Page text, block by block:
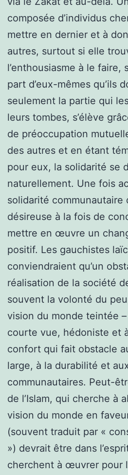
composée d’individus
mettre en dernier et à
autres, surtout si elle
l’enthousiasme à le faire,
part d’eux-mêmes qu’ils
seulement la partie qui
leurs tombes, s’élève
de préoccupation
des autres et en étant
pour eux, la solidarité se
naturellement. Une fois
solidarité
désireuse à la fois de
mettre en œuvre un
positif. Les gauchistes
conviendraient qu’un
réalisation de la société
souvent la volonté du
vision du monde teintée
courte vue, hédoniste et
confort qui fait obstacle
large, à la durabilité et
communautaires. Peut-
de l’Islam, qui cherche à
vision du monde en
(souvent traduit par «
») devrait être dans
cherchent à œuvrer pour